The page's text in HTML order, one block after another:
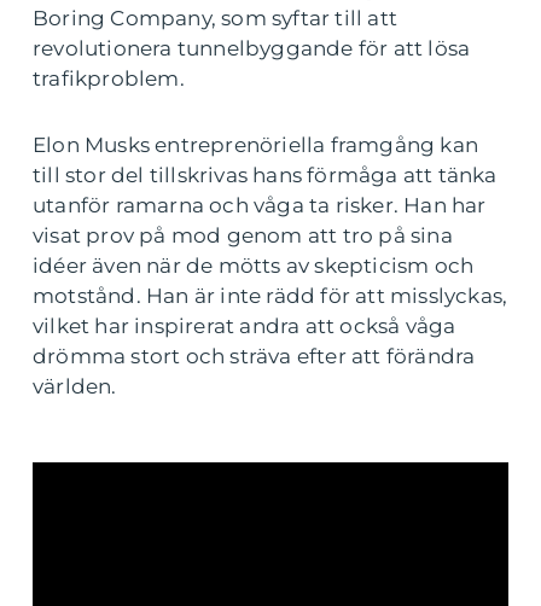
Boring Company, som syftar till att
revolutionera tunnelbyggande för att lösa
trafikproblem.
Elon Musks entreprenöriella framgång kan
till stor del tillskrivas hans förmåga att tänka
utanför ramarna och våga ta risker. Han har
visat prov på mod genom att tro på sina
idéer även när de mötts av skepticism och
motstånd. Han är inte rädd för att misslyckas,
vilket har inspirerat andra att också våga
drömma stort och sträva efter att förändra
världen.